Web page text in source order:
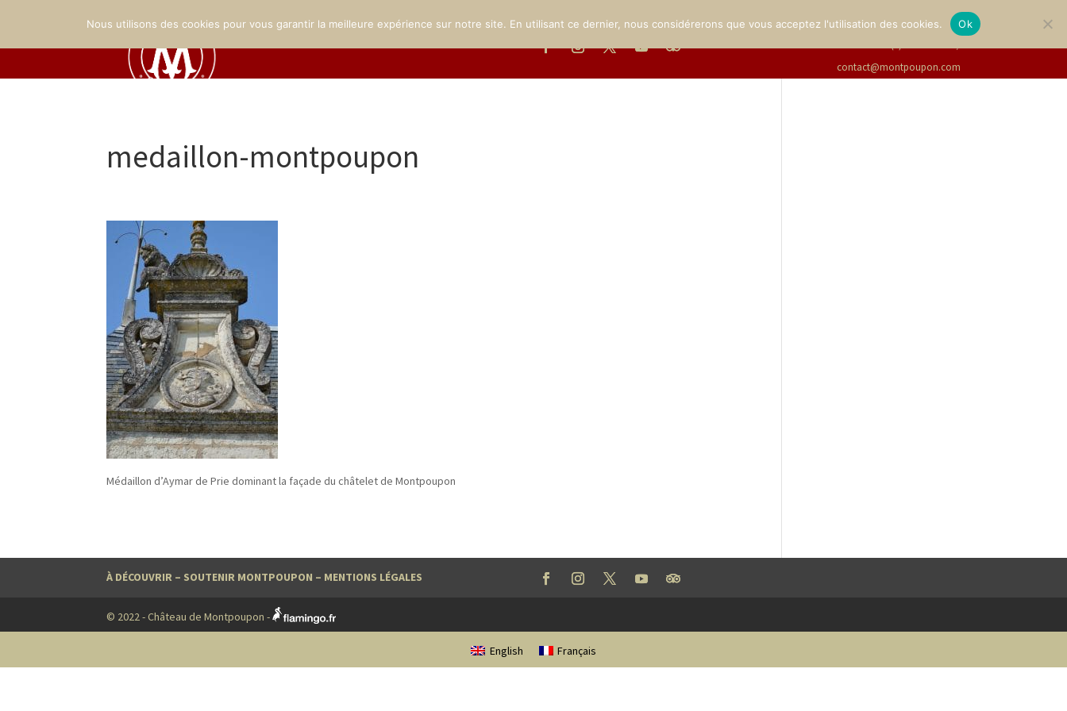
THE CHATEAU THE MUSEUM THE GROUNDS EVENTS GALLERY TICKETS English
+33(0)2 47 94 21 15/
contact@montpoupon.com
medaillon-montpoupon
Médaillon d’Aymar de Prie dominant la façade du châtelet de Montpoupon
À DÉCOUVRIR – SOUTENIR MONTPOUPON – MENTIONS LÉGALES
© 2022 - Château de Montpoupon -
English Français
Nous utilisons des cookies pour vous garantir la meilleure expérience sur notre site. En utilisant ce dernier, nous considérerons que vous acceptez l'utilisation des cookies. Ok